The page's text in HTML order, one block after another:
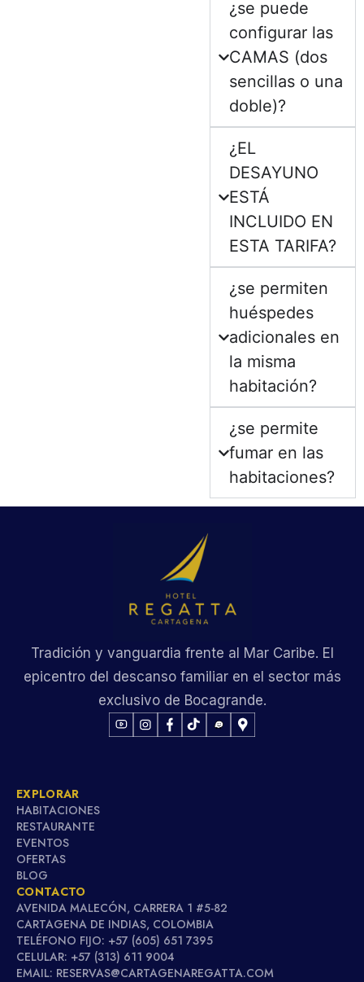
¿se puede
configurar las
CAMAS (dos
sencillas o una
doble)?
¿EL
DESAYUNO
ESTÁ
INCLUIDO EN
ESTA TARIFA?
¿se permiten
huéspedes
adicionales en
la misma
habitación?
¿se permite
fumar en las
habitaciones?
Tradición y vanguardia frente al Mar Caribe. El
epicentro del descanso familiar en el sector más
exclusivo de Bocagrande.
EXPLORAR
HABITACIONES
RESTAURANTE
EVENTOS
OFERTAS
BLOG
CONTACTO
AVENIDA MALECÓN, CARRERA 1 #5-82
CARTAGENA DE INDIAS, COLOMBIA
TELÉFONO FIJO: +57 (605) 651 7395
CELULAR: +57 (313) 611 9004
EMAIL: RESERVAS@CARTAGENAREGATTA.COM